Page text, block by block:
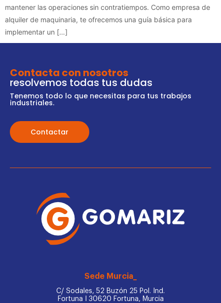
mantener las operaciones sin contratiempos. Como empresa de
alquiler de maquinaria, te ofrecemos una guía básica para
implementar un […]
Contacta con nosotros
resolvemos todas tus dudas
Tenemos todo lo que necesitas para tus trabajos
industriales.
Contactar
Sede Murcia_
C/ Sodales, 52 Buzón 25 Pol. Ind.
Fortuna I 30620 Fortuna, Murcia